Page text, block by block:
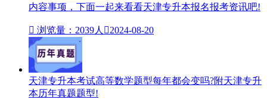
内容事项，下面一起来看看天津专升本报名报考资讯吧!
 浏览量：2039人 2024-08-20
天津专升本考试高等数学题型每年都会变吗?附天津专升
本历年真题题型!